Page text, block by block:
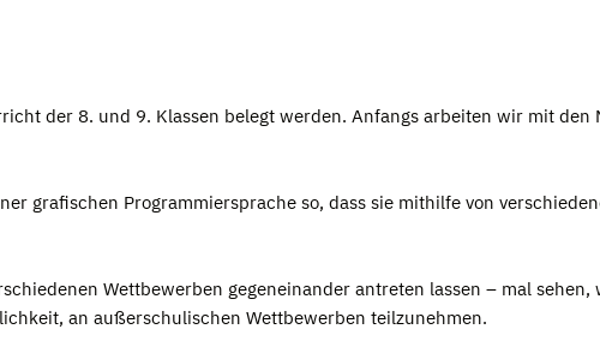
der 8. und 9. Klassen belegt werden. Anfangs arbeiten wir mit den
grafischen Programmiersprache so, dass sie mithilfe von
Wettbewerben gegeneinander antreten lassen – mal sehen,
an außerschulischen Wettbewerben teilzunehmen.